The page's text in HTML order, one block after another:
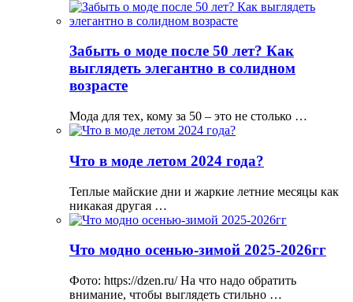
Забыть о моде после 50 лет? Как
выглядеть элегантно в солидном
возрасте
Мода для тех, кому за 50 – это не столько …
Что в моде летом 2024 года?
Теплые майские дни и жаркие летние месяцы как
никакая другая …
Что модно осенью-зимой 2025-2026гг
Фото: https://dzen.ru/ На что надо обратить
внимание, чтобы выглядеть стильно …